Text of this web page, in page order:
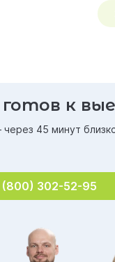
к
45 минут
(800) 302-52-95